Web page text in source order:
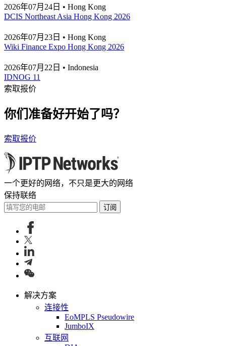
2026年07月24日 • Hong Kong
DCIS Northeast Asia Hong Kong 2026
2026年07月23日 • Hong Kong
Wiki Finance Expo Hong Kong 2026
2026年07月22日 • Indonesia
IDNOG 11
索取报价
你们准备好开始了吗？
索取报价
一个更好的网络，不只是更大的网络
保持联络
订阅
解决方案
连接性
EoMPLS Pseudowire
JumboIX
互联网